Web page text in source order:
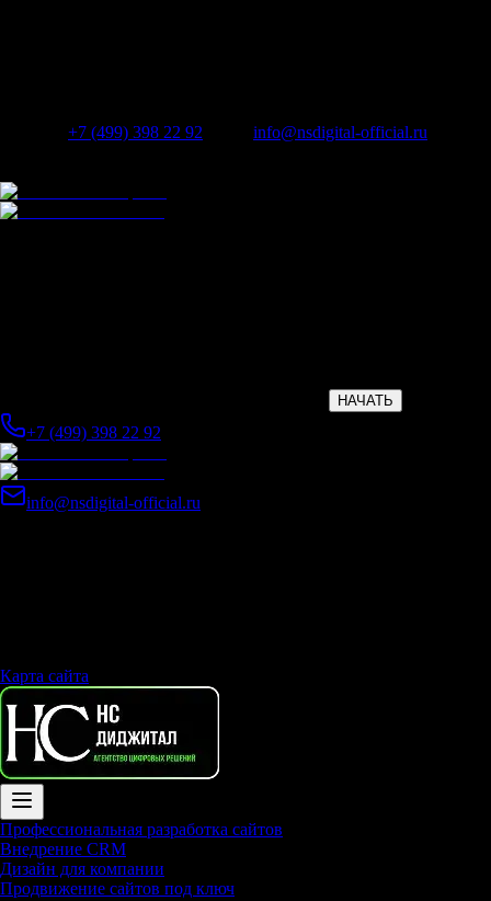
+7 (499) 398 22 92
info@nsdigital-official.ru
НАЧАТЬ
+7 (499) 398 22 92
info@nsdigital-official.ru
Карта сайта
Профессиональная разработка сайтов
Внедрение CRM
Дизайн для компании
Продвижение сайтов под ключ